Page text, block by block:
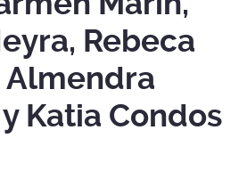
Rebeca
Almendra
Katia Condos